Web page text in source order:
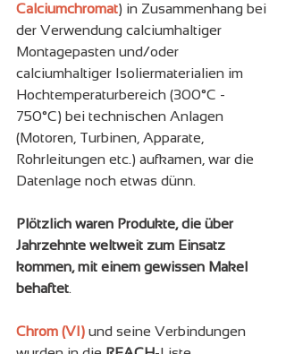
Calciumchromat) in Zusammenhang bei
der Verwendung calciumhaltiger
Montagepasten und/oder
calciumhaltiger Isoliermaterialien im
Hochtemperaturbereich (300°C -
750°C) bei technischen Anlagen
(Motoren, Turbinen, Apparate,
Rohrleitungen etc.) aufkamen, war die
Datenlage noch etwas dünn.
Plötzlich waren Produkte, die über
Jahrzehnte weltweit zum Einsatz
kommen, mit einem gewissen Makel
behaftet.
Chrom (VI) und seine Verbindungen